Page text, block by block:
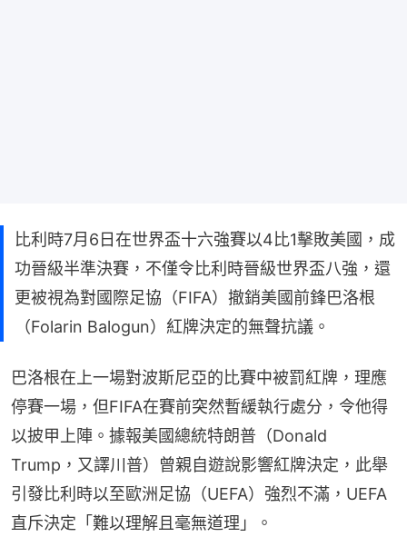
比利時7月6日在世界盃十六強賽以4比1擊敗美國，成
功晉級半準決賽，不僅令比利時晉級世界盃八強，還
更被視為對國際足協（FIFA）撤銷美國前鋒巴洛根
（Folarin Balogun）紅牌決定的無聲抗議。
巴洛根在上一場對波斯尼亞的比賽中被罰紅牌，理應
停賽一場，但FIFA在賽前突然暫緩執行處分，令他得
以披甲上陣。據報美國總統特朗普（Donald
Trump，又譯川普）曾親自遊說影響紅牌決定，此舉
引發比利時以至歐洲足協（UEFA）強烈不滿，UEFA
直斥決定「難以理解且毫無道理」。